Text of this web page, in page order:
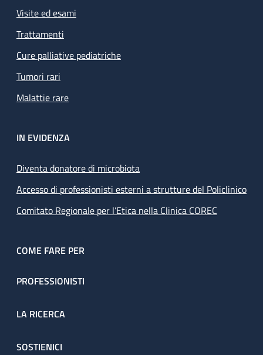
Visite ed esami
Trattamenti
Cure palliative pediatriche
Tumori rari
Malattie rare
IN EVIDENZA
Diventa donatore di microbiota
Accesso di professionisti esterni a strutture del Policlinico
Comitato Regionale per l’Etica nella Clinica COREC
COME FARE PER
PROFESSIONISTI
LA RICERCA
SOSTIENICI